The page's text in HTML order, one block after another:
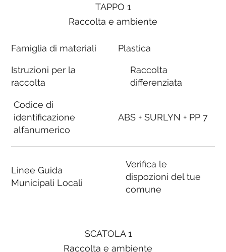
SCATOLA 1
Raccolta e ambiente
TAPPO 1
Raccolta e ambiente
Famiglia di materiali
Istruzioni per la
raccolta
Codice di
identificazione
alfanumerico
Linee Guida
Municipali Locali
Plastica
Raccolta
differenziata
ABS + SURLYN + PP 7
Verifica le
dispozioni del tue
comune